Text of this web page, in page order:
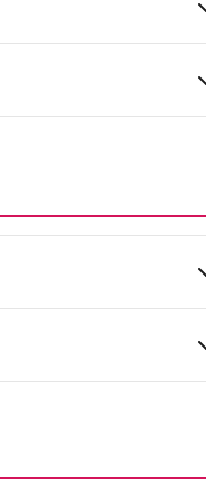
formulára.
svoje
nepotrebné e-maily a
na stránke Moja
e-maile s novinkami.
e-maily, môžete sa
Osobné údaje
Podrobnosti nájdete
informácie o vašej karte